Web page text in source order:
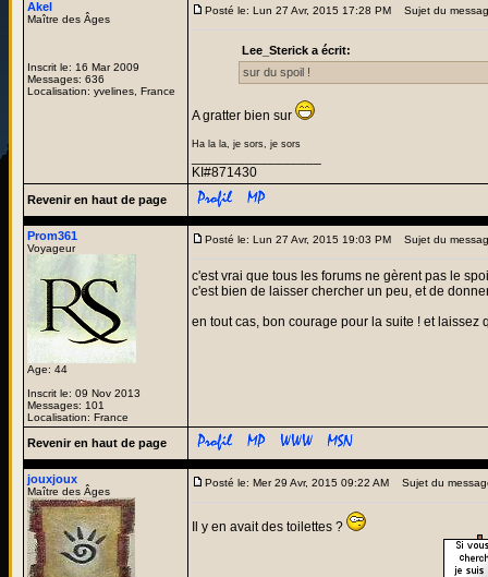
Akel
Maître des Âges
Inscrit le: 16 Mar 2009
Messages: 636
Localisation: yvelines, France
Posté le: Lun 27 Avr, 2015 17:28 PM Sujet du
Lee_Sterick a écrit:
sur du spoil !
A gratter bien sur
Ha la la, je sors, je sors
KI#871430
Revenir en haut de page
Prom361
Voyageur
Age: 44
Inscrit le: 09 Nov 2013
Messages: 101
Localisation: France
Posté le: Lun 27 Avr, 2015 19:03 PM Sujet du
c'est vrai que tous les forums ne gèrent pas le
c'est bien de laisser chercher un peu, et de
en tout cas, bon courage pour la suite ! et
Revenir en haut de page
jouxjoux
Maître des Âges
Posté le: Mer 29 Avr, 2015 09:22 AM Sujet du
Il y en avait des toilettes ?